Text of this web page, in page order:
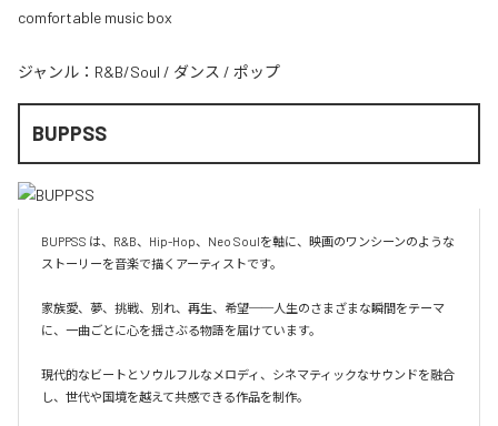
comfortable music box
ジャンル： R&B/Soul / ダンス / ポップ
BUPPSS
BUPPSS は、R&B、Hip-Hop、Neo Soulを軸に、映画のワンシーンのような
ストーリーを音楽で描くアーティストです。
家族愛、夢、挑戦、別れ、再生、希望──人生のさまざまな瞬間をテーマ
に、一曲ごとに心を揺さぶる物語を届けています。
現代的なビートとソウルフルなメロディ、シネマティックなサウンドを融合
し、世代や国境を越えて共感できる作品を制作。